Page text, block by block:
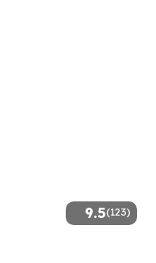
9.5(123)